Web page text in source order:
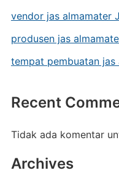
vendor jas almamater
produsen jas
tempat pembuatan jas
Recent
Tidak ada komentar
Archives